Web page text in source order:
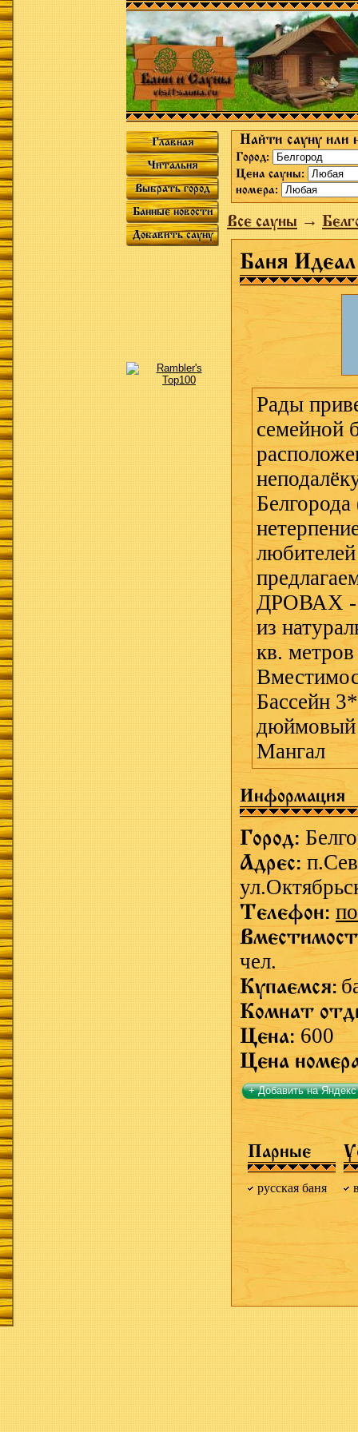
Главная
Читальня
Выбрать город
Банные новости
Добавить сауну
Найти сауну или
Город:
Цена сауны:
номера:
Все сауны→
Баня Идеал
Рады
семейной
ДРОВАХ -
из
кв.
Бассейн
дюймовый
Мангал
Информация
Город:
Адрес:
Телефон:
чел.
Купаемся:
Комнат
Цена: 600
Цена
+ Добавить на Яндекс
Парные
русская баня